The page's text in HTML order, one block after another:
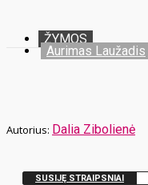
ŽYMOS
Aurimas Laužadis
Dalia Zibolienė
SUSIJĘ STRAIPSNIAI